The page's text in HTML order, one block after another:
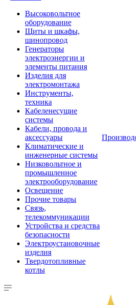
Высоковольтное
оборудование
Щиты и шкафы,
шинопровод
Генераторы
электроэнергии и
элементы питания
Изделия для
электромонтажа
Инструменты,
техника
Кабеленесущие
системы
Кабели, провода и
аксессуары
Климатические и
инженерные системы
Низковольтное и
промышленное
электрооборудование
Освещение
Прочие товары
Связь,
телекоммуникации
Устройства и средства
безопасности
Электроустановочные
изделия
Твердотопливные
котлы